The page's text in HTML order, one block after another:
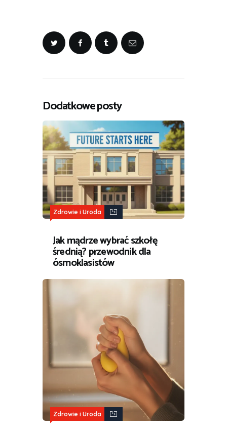
Dodatkowe posty
Zdrowie i Uroda
Jak mądrze wybrać szkołę
średnią? przewodnik dla
ósmoklasistów
Zdrowie i Uroda